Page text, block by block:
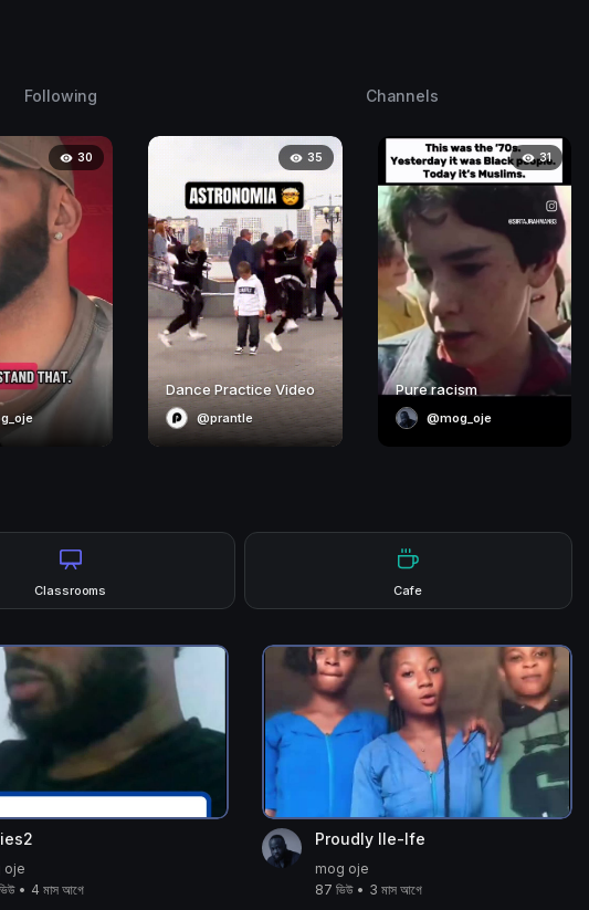
Following Channels
30 35
Dance Practice Video
@prantle
31
Pure racism
@mog_oje
Classrooms Cafe
oje
• 4 মাস আগে
Proudly Ile-Ife
mog oje
87 ভিউ • 3 মাস আগে